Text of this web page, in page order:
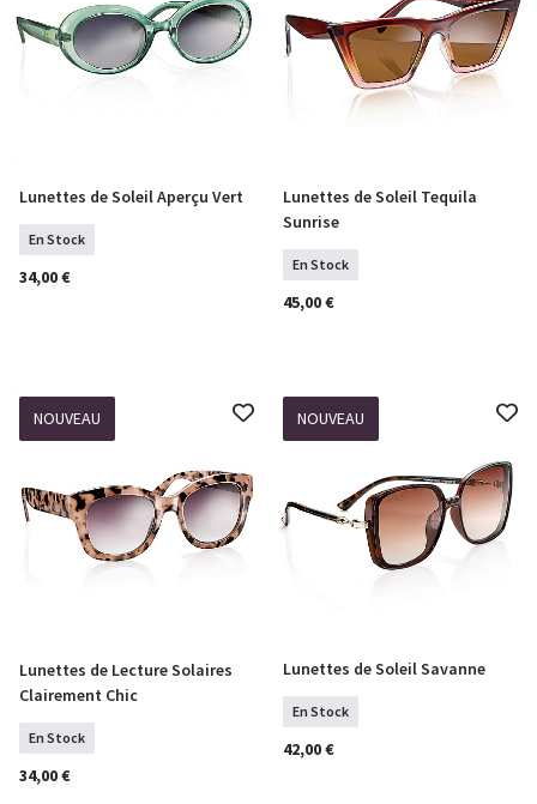
COMMANDER
Lunettes de Soleil Aperçu Vert
En Stock
34,00 €
COMMANDER
Lunettes de Soleil Tequila
Sunrise
En Stock
45,00 €
NOUVEAU
Sélectionner Tailles
Lunettes de Lecture Solaires
Clairement Chic
En Stock
34,00 €
NOUVEAU
COMMANDER
Lunettes de Soleil Savanne
En Stock
42,00 €